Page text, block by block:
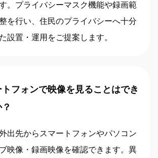
。プライバシーマスク機能や録画範
を行い、住民のプライバシーへ十分
設置・運用をご提案します。
トフォンで映像を見ることはでき
出先からスマートフォンやパソコン
映像・録画映像を確認できます。異